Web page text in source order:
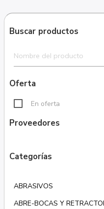
Buscar productos
Oferta
En oferta
Proveedores
Categorías
ABRASIVOS
ABRE-BOCAS Y